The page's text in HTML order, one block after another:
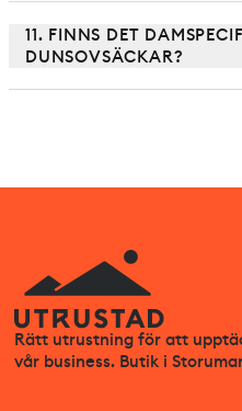
11. FINNS DET
DUNSOVSÄCKAR?
Rätt utrustning för att
vår business. Butik i